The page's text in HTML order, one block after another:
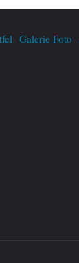
Galerie Foto